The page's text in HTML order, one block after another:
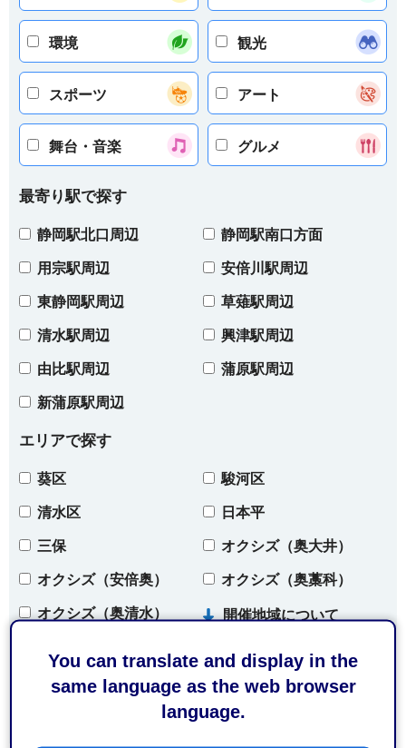
You can translate and display in the
same language as the web browser
language.
環境 観光
スポーツ アート
舞台・音楽 グルメ
最寄り駅で探す
静岡駅北口周辺 静岡駅南口方面
用宗駅周辺 安倍川駅周辺
東静岡駅周辺 草薙駅周辺
清水駅周辺 興津駅周辺
由比駅周辺 蒲原駅周辺
新蒲原駅周辺
エリアで探す
葵区 駿河区
清水区 日本平
三保 オクシズ（奥大井）
オクシズ（安倍奥） オクシズ（奥藁科）
オクシズ（奥清水） 開催地域について
条件をクリア